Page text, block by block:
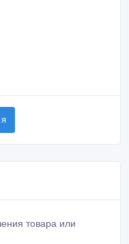
товара или